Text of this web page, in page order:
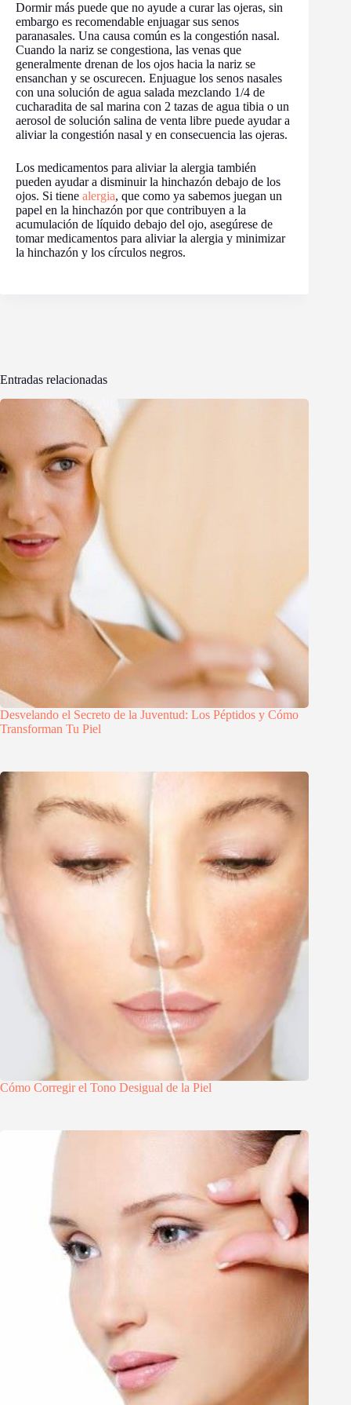
Dormir más puede que no ayude a curar las ojeras, sin
embargo es recomendable enjuagar sus senos
paranasales. Una causa común es la congestión nasal.
Cuando la nariz se congestiona, las venas que
generalmente drenan de los ojos hacia la nariz se
ensanchan y se oscurecen. Enjuague los senos nasales
con una solución de agua salada mezclando 1/4 de
cucharadita de sal marina con 2 tazas de agua tibia o un
aerosol de solución salina de venta libre puede ayudar a
aliviar la congestión nasal y en consecuencia las ojeras.
Los medicamentos para aliviar la alergia también
pueden ayudar a disminuir la hinchazón debajo de los
ojos. Si tiene alergia, que como ya sabemos juegan un
papel en la hinchazón por que contribuyen a la
acumulación de líquido debajo del ojo, asegúrese de
tomar medicamentos para aliviar la alergia y minimizar
la hinchazón y los círculos negros.
Entradas relacionadas
Desvelando el Secreto de la Juventud: Los Péptidos y Cómo
Transforman Tu Piel
Cómo Corregir el Tono Desigual de la Piel